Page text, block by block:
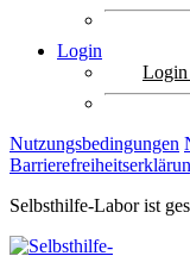
Login
Login
Nutzungsbedingungen
Selbsthilfe-Labor ist